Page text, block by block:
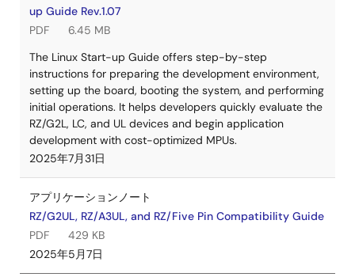
up Guide Rev.1.07
PDF
6.45 MB
The Linux Start-up Guide offers step-by-step
instructions for preparing the development environment,
setting up the board, booting the system, and performing
initial operations. It helps developers quickly evaluate the
RZ/G2L, LC, and UL devices and begin application
development with cost-optimized MPUs.
2025年7月31日
アプリケーションノート
RZ/G2UL, RZ/A3UL, and RZ/Five Pin Compatibility Guide
PDF
429 KB
2025年5月7日